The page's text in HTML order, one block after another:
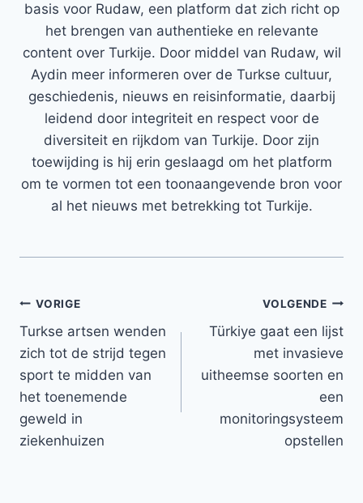
basis voor Rudaw, een platform dat zich richt op
het brengen van authentieke en relevante
content over Turkije. Door middel van Rudaw, wil
Aydin meer informeren over de Turkse cultuur,
geschiedenis, nieuws en reisinformatie, daarbij
leidend door integriteit en respect voor de
diversiteit en rijkdom van Turkije. Door zijn
toewijding is hij erin geslaagd om het platform
om te vormen tot een toonaangevende bron voor
al het nieuws met betrekking tot Turkije.
Bericht
navigatie
VORIGE
Turkse artsen wenden
zich tot de strijd tegen
sport te midden van
het toenemende
geweld in
ziekenhuizen
VOLGENDE
Türkiye gaat een lijst
met invasieve
uitheemse soorten en
een
monitoringsysteem
opstellen